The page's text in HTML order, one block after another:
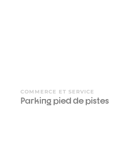
COMMERCE ET SERVICE
Parking pied de pistes